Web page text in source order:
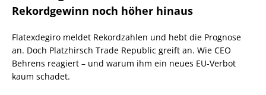
Rekordgewinn noch höher hinaus
Flatexdegiro meldet Rekordzahlen und hebt die Prognose
an. Doch Platzhirsch Trade Republic greift an. Wie CEO
Behrens reagiert – und warum ihm ein neues EU-Verbot
kaum schadet.